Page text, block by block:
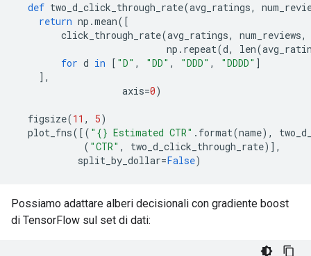
def two_d_click_through_rate(avg_ratings,
return np .mean([
click_through_rate(avg_ratings, num_reviews,
np . repeat(d, len(
for d in [ "D" , "DD" , "DDD" , "DDDD" ]
],
axis=0)
figsize(11 , 5)
plot_fns([( "{} Estimated CTR" . format(name),
( "CTR" , two_d_click_through_rate)],
split_by_dollar=False)
Possiamo adattare alberi decisionali con gradiente boost
di TensorFlow sul set di dati: